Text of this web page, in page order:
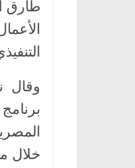
طارق
وقال
خلال